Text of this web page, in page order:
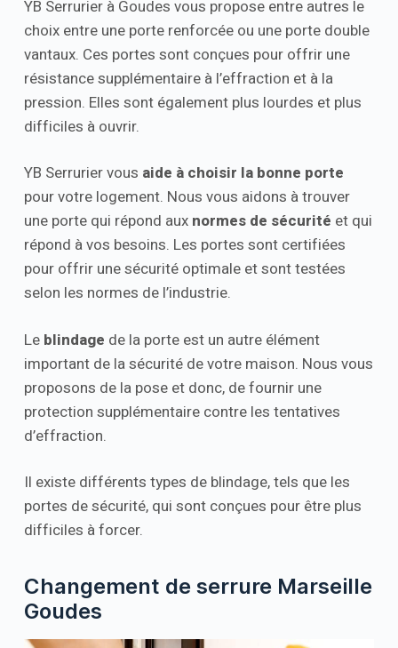
YB Serrurier à Goudes vous propose entre autres le
choix entre une porte renforcée ou une porte double
vantaux. Ces portes sont conçues pour offrir une
résistance supplémentaire à l’effraction et à la
pression. Elles sont également plus lourdes et plus
difficiles à ouvrir.
YB Serrurier vous aide à choisir la bonne porte
pour votre logement. Nous vous aidons à trouver
une porte qui répond aux normes de sécurité et qui
répond à vos besoins. Les portes sont certifiées
pour offrir une sécurité optimale et sont testées
selon les normes de l’industrie.
Le blindage de la porte est un autre élément
important de la sécurité de votre maison. Nous vous
proposons de la pose et donc, de fournir une
protection supplémentaire contre les tentatives
d’effraction.
Il existe différents types de blindage, tels que les
portes de sécurité, qui sont conçues pour être plus
difficiles à forcer.
Changement de serrure Marseille
Goudes